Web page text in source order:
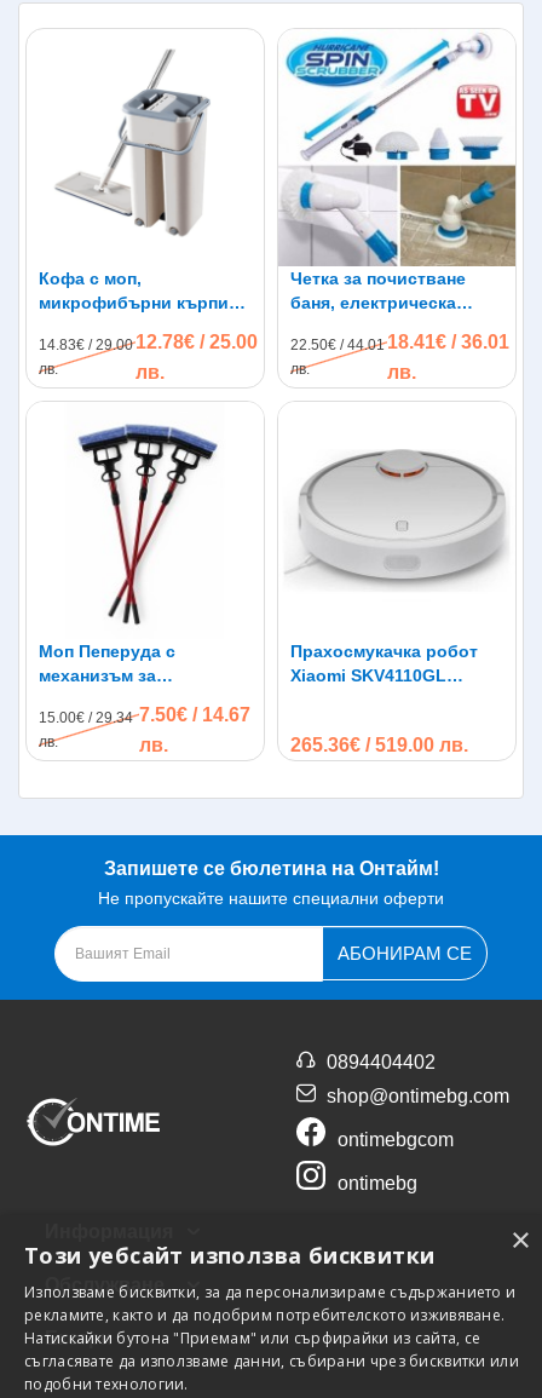
Кофа с моп,
микрофибърни кърпи
14.83€ / 29.00
лв.
12.78€ / 25.00
лв.
Четка за почистване
баня, електрическа
Scrubber
22.50€ / 44.01
лв.
18.41€ / 36.01
лв.
Моп Пеперуда с
механизъм за
15.00€ / 29.34
лв.
7.50€ / 14.67
лв.
Прахосмукачка робот
Xiaomi SKV4110GL
мокро
265.36€ / 519.00 лв.
Запишете се бюлетина на Онтайм!
Не пропускайте нашите специални оферти
АБОНИРАМ СЕ
0894404402
shop@ontimebg.com
ontimebgcom
ontimebg
Обслужване
Екстри
×
Този уебсайт използва бисквитки
Използваме бисквитки, за да персонализираме съдържанието и
рекламите, както и да подобрим потребителското изживяване.
Натискайки бутона "Приемам" или сърфирайки из сайта, се
съгласявате да използваме данни, събирани чрез бисквитки или
подобни технологии.